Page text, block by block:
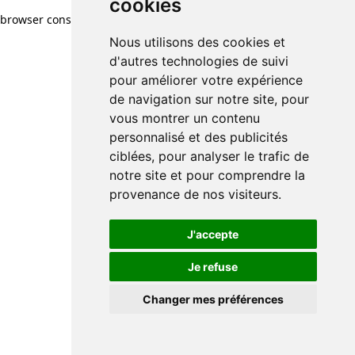
cookies
Nous utilisons des cookies et
d'autres technologies de suivi
pour améliorer votre expérience
de navigation sur notre site, pour
vous montrer un contenu
personnalisé et des publicités
ciblées, pour analyser le trafic de
notre site et pour comprendre la
provenance de nos visiteurs.
J'accepte
Je refuse
Changer mes préférences
browser console for more information)